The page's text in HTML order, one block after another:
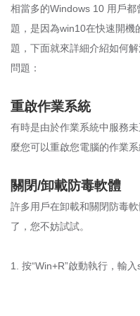
相當多的Windows 10 用戶
題，是因為win10在快速開機
題，下面就來詳細介紹如何
問題：
重啟作業系統
有時是由於作業系統中服務
麼您可以重啟您電腦的作業
關閉/卸載防毒軟體
許多用戶在卸載和關閉防毒
了，您不妨試試。
1. 按“Win+R”啟動執行，輸入